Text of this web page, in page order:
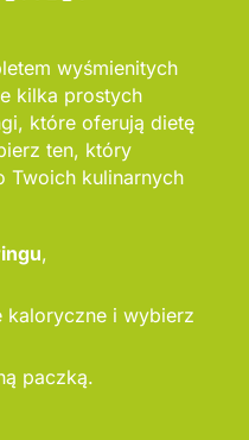
wyśmienitych
kilka prostych
które oferują dietę
ten, który
Twoich kulinarnych
,
kaloryczne i wybierz
paczką.